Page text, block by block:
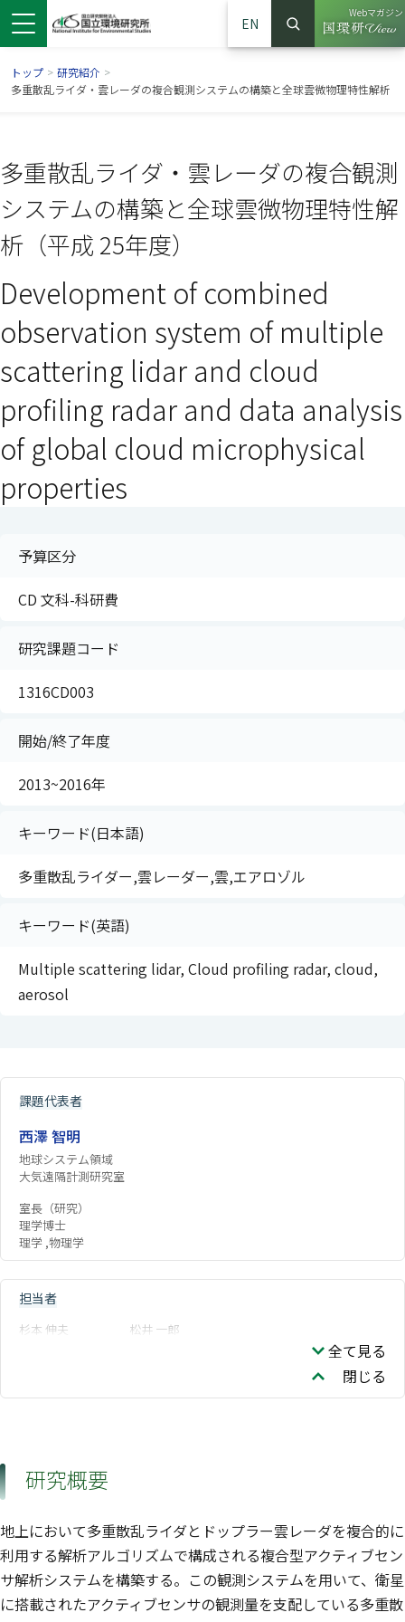
ウで開きます）
ンドウで開きます）
ウインドウで開きます）
EN
サイト内検索
検索
Webマガジン
（別ウイ
トップ > 研究紹介 >
多重散乱ライダ・雲レーダの複合観測システムの構築と全球雲微物理特性解析
多重散乱ライダ・雲レーダの複合観測
システムの構築と全球雲微物理特性解
析（平成 25年度）
Development of combined
observation system of multiple
scattering lidar and cloud
profiling radar and data analysis
of global cloud microphysical
properties
予算区分
CD 文科-科研費
研究課題コード
1316CD003
開始/終了年度
2013~2016年
キーワード(日本語)
多重散乱ライダー,雲レーダー,雲,エアロゾル
キーワード(英語)
Multiple scattering lidar, Cloud profiling radar, cloud,
aerosol
課題代表者
西澤 智明
地球システム領域
大気遠隔計測研究室
室長（研究）
理学博士
理学 ,物理学
担当者
杉本 伸夫 松井 一郎
全て見る
閉じる
研究概要
地上において多重散乱ライダとドップラー雲レーダを複合的に
利用する解析アルゴリズムで構成される複合型アクティブセン
サ解析システムを構築する。この観測システムを用いて、衛星
に搭載されたアクティブセンサの観測量を支配している多重散